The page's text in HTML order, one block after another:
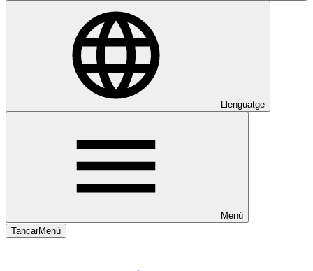
Llenguatge
Menú
TancarMenú